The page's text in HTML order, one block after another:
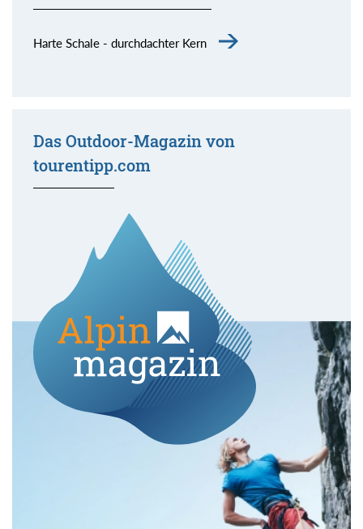
Harte Schale - durchdachter Kern
Das Outdoor-Magazin von
tourentipp.com